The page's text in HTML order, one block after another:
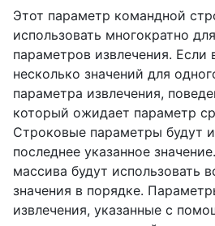
Этот параметр командной
использовать многократно
параметров извлечения. Если
несколько значений для
параметра извлечения,
который ожидает параметр
Строковые параметры будут
последнее указанное
массива будут использовать
значения в порядке.
извлечения, указанные с